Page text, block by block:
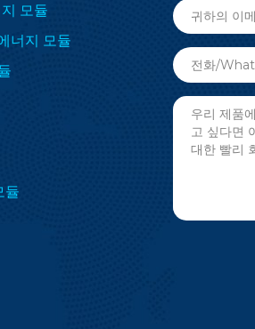
모듈
너지 모듈
듈